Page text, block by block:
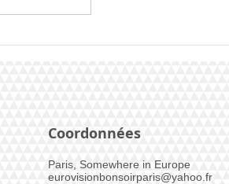
Monroe pour la France
Coordonnées
Paris, Somewhere in Europe​
eurovisionbonsoirparis@yahoo.fr